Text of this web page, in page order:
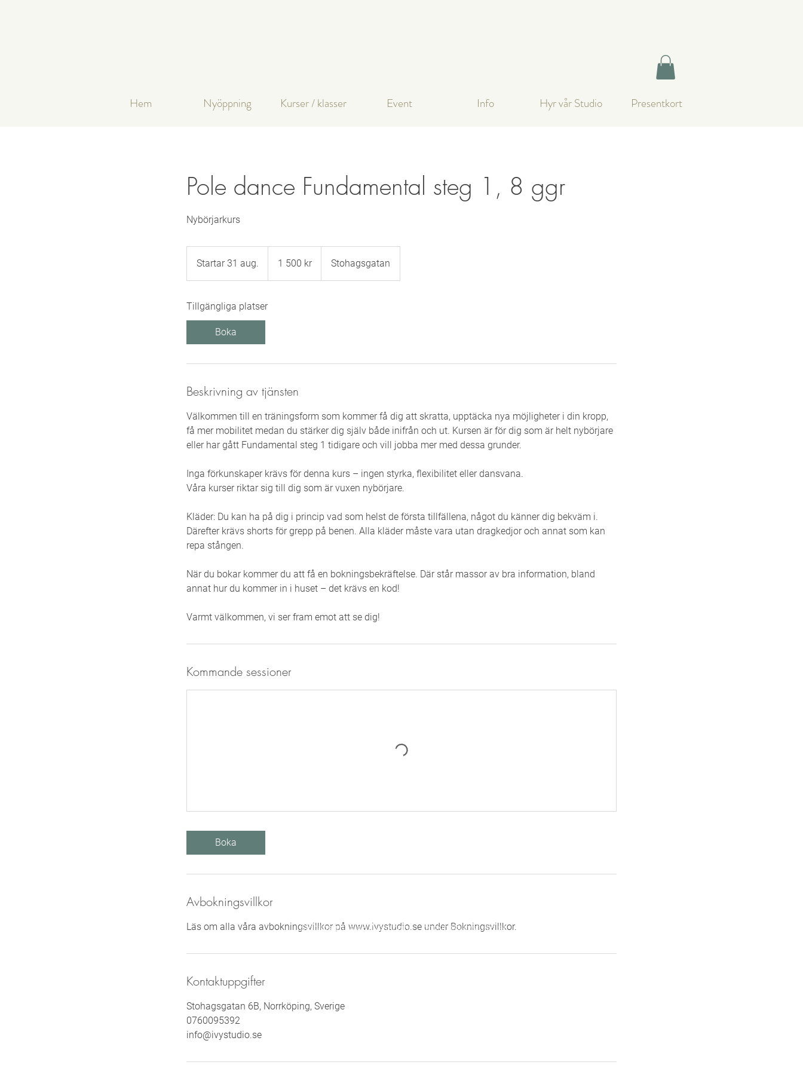
Hem Nyöppning Kurser / klasser Event Info Hyr vår Studio Presentkort
Pole dance Fundamental steg 1, 8 ggr
Nybörjarkurs
Startar 31 aug.
r
t
3
a
g
.
kronor1 500 kr Stohagsgatan
Tillgängliga platser
Boka
Beskrivning av tjänsten
Välkommen till en träningsform som kommer få dig att skratta, upptäcka nya möjligheter i din kropp,
få mer mobilitet medan du stärker dig själv både inifrån och ut. Kursen är för dig som är helt nybörjare
eller har gått Fundamental steg 1 tidigare och vill jobba mer med dessa grunder.
Inga förkunskaper krävs för denna kurs – ingen styrka, flexibilitet eller dansvana.
Våra kurser riktar sig till dig som är vuxen nybörjare.
Kläder: Du kan ha på dig i princip vad som helst de första tillfällena, något du känner dig bekväm i.
Därefter krävs shorts för grepp på benen. Alla kläder måste vara utan dragkedjor och annat som kan
repa stången.
När du bokar kommer du att få en bokningsbekräftelse. Där står massor av bra information, bland
annat hur du kommer in i huset – det krävs en kod!
Varmt välkommen, vi ser fram emot att se dig!
Kommande sessioner
Boka
Avbokningsvillkor
Läs om alla våra avbokningsvillkor på www.ivystudio.se under Bokningsvillkor.
Kontaktuppgifter
Stohagsgatan 6B, Norrköping, Sverige
0760095392
info@ivystudio.se
Stohagsgatan 6B, Norrköping booking@ivystudio.se